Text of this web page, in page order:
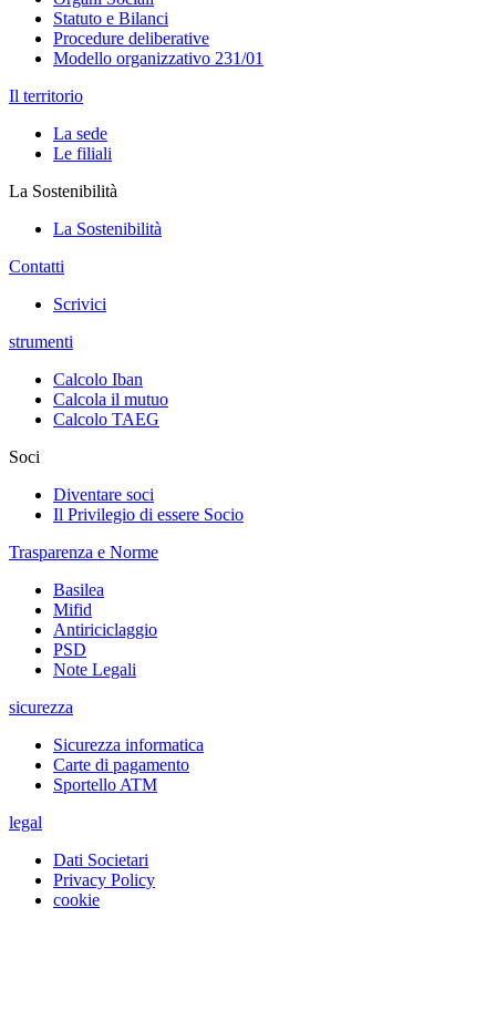
Statuto e Bilanci
Procedure deliberative
Modello organizzativo 231/01
Il territorio
La sede
Le filiali
La Sostenibilità
La Sostenibilità
Contatti
Scrivici
strumenti
Calcolo Iban
Calcola il mutuo
Calcolo TAEG
Soci
Diventare soci
Il Privilegio di essere Socio
Trasparenza e Norme
Basilea
Mifid
Antiriciclaggio
PSD
Note Legali
sicurezza
Sicurezza informatica
Carte di pagamento
Sportello ATM
legal
Dati Societari
Privacy Policy
cookie